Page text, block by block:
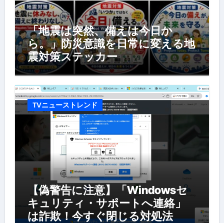
「地震は突然、備えは今日か
ら。」防災意識を日常に変える地
震対策ステッカー
TVニューストレンド
【偽警告に注意】「Windowsセ
キュリティ・サポートへ連絡」
は詐欺！今すぐ閉じる対処法